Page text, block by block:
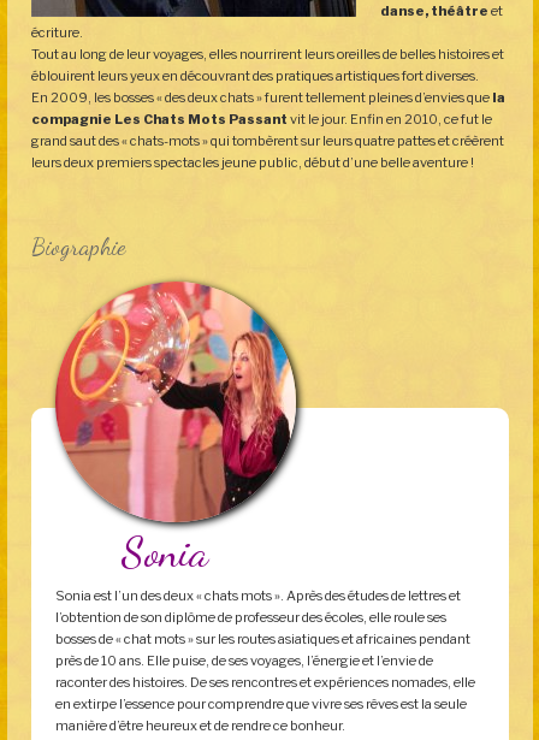
danse, théâtre et
écriture.
Tout au long de leur voyages, elles nourrirent leurs oreilles de belles histoires et
éblouirent leurs yeux en découvrant des pratiques artistiques fort diverses.
En 2009, les bosses « des deux chats » furent tellement pleines d’envies que la
compagnie Les Chats Mots Passant vit le jour. Enfin en 2010, ce fut le
grand saut des « chats-mots » qui tombèrent sur leurs quatre pattes et créèrent
leurs deux premiers spectacles jeune public, début d’une belle aventure !
Biographie
Sonia
Sonia est l’un des deux « chats mots ». Après des études de lettres et
l’obtention de son diplôme de professeur des écoles, elle roule ses
bosses de « chat mots » sur les routes asiatiques et africaines pendant
près de 10 ans. Elle puise, de ses voyages, l’énergie et l’envie de
raconter des histoires. De ses rencontres et expériences nomades, elle
en extirpe l’essence pour comprendre que vivre ses rêves est la seule
manière d’être heureux et de rendre ce bonheur.